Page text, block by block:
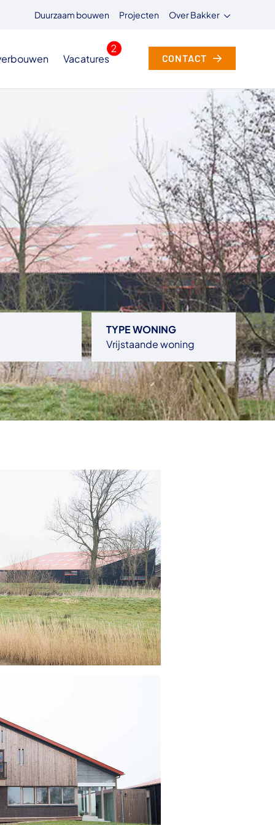
Duurzaam bouwen Projecten Over Bakker
Vacatures CONTACT
TYPE WONING
Vrijstaande woning